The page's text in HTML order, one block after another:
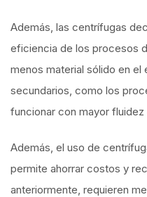
Además, las centrífugas
eficiencia de los procesos
menos material sólido en
secundarios, como los
funcionar con mayor
Además, el uso de
permite ahorrar costos y
anteriormente, requieren